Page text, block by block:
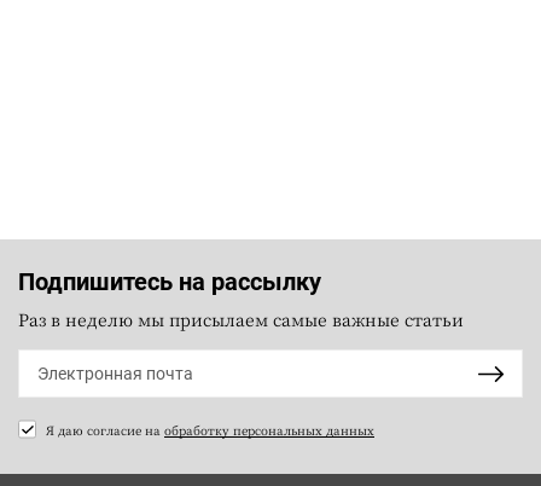
Подпишитесь на рассылку
Раз в неделю мы присылаем самые важные статьи
Я даю согласие на обработку персональных данных